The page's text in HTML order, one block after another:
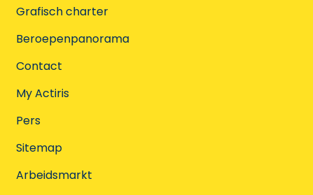
Grafisch charter
Beroepenpanorama
Contact
My Actiris
Pers
Sitemap
Arbeidsmarkt